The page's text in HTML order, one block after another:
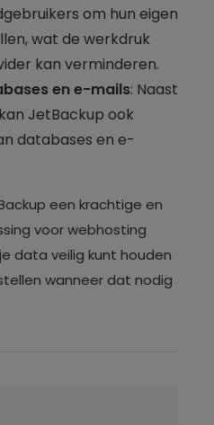
om hun eigen
wat de werkdruk
kan verminderen.
en e-mails: Naast
JetBackup ook
databases en e-
een krachtige en
voor webhosting
data veilig kunt houden
wanneer dat nodig